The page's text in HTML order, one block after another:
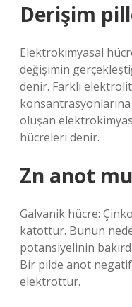
Derişim
Elektrokimyasal
değişimin
denir. Farklı
oluşan
hücreleri denir.
Zn anot
Galvanik hücre:
katottur. Bunun
potansiyelinin
Bir pilde anot
elektrottur.